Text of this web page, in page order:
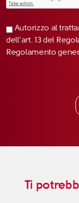
Autorizzo al
dell’art. 13 del
Regolamento
Ti